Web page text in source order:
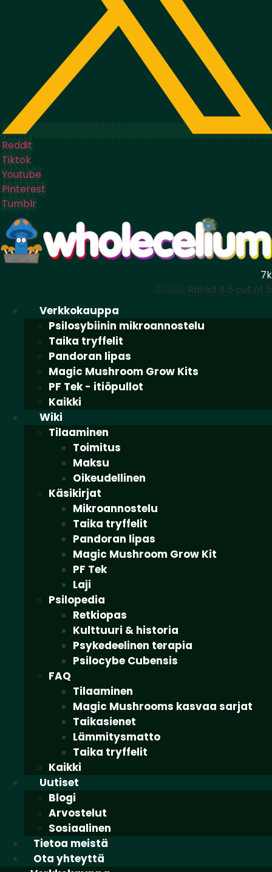
Reddit
Tiktok
Youtube
Pinterest
Tumblr
7k
 Rated 4.5 out of 5
Verkkokauppa
Psilosybiinin mikroannostelu
Taika tryffelit
Pandoran lipas
Magic Mushroom Grow Kits
PF Tek - itiöpullot
Kaikki
Wiki
Tilaaminen
Toimitus
Maksu
Oikeudellinen
Käsikirjat
Mikroannostelu
Taika tryffelit
Pandoran lipas
Magic Mushroom Grow Kit
PF Tek
Laji
Psilopedia
Retkiopas
Kulttuuri & historia
Psykedeelinen terapia
Psilocybe Cubensis
FAQ
Tilaaminen
Magic Mushrooms kasvaa sarjat
Taikasienet
Lämmitysmatto
Taika tryffelit
Kaikki
Uutiset
Blogi
Arvostelut
Sosiaalinen
Tietoa meistä
Ota yhteyttä